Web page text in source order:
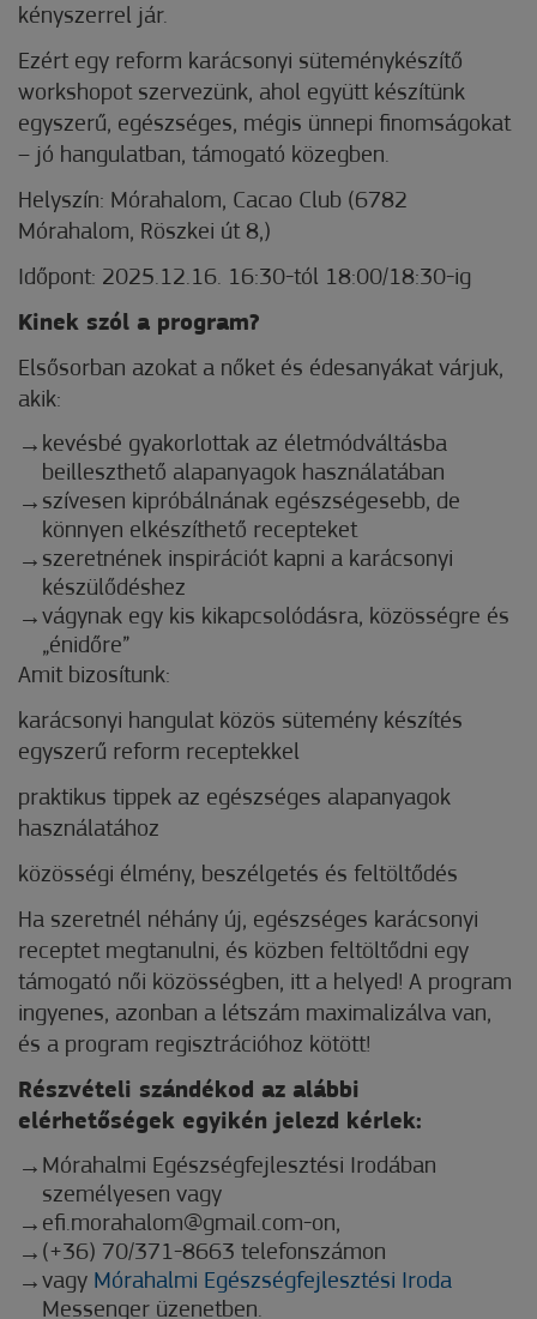
kényszerrel jár.
Ezért egy reform karácsonyi süteménykészítő
workshopot szervezünk, ahol együtt készítünk
egyszerű, egészséges, mégis ünnepi finomságokat
– jó hangulatban, támogató közegben.
Helyszín: Mórahalom, Cacao Club (6782
Mórahalom, Röszkei út 8,)
Időpont: 2025.12.16. 16:30-tól 18:00/18:30-ig
Kinek szól a program?
Elsősorban azokat a nőket és édesanyákat várjuk,
akik:
kevésbé gyakorlottak az életmódváltásba
beilleszthető alapanyagok használatában
szívesen kipróbálnának egészségesebb, de
könnyen elkészíthető recepteket
szeretnének inspirációt kapni a karácsonyi
készülődéshez
vágynak egy kis kikapcsolódásra, közösségre és
„énidőre”
Amit bizosítunk:
karácsonyi hangulat közös sütemény készítés
egyszerű reform receptekkel
praktikus tippek az egészséges alapanyagok
használatához
közösségi élmény, beszélgetés és feltöltődés
Ha szeretnél néhány új, egészséges karácsonyi
receptet megtanulni, és közben feltöltődni egy
támogató női közösségben, itt a helyed! A program
ingyenes, azonban a létszám maximalizálva van,
és a program regisztrációhoz kötött!
Részvételi szándékod az alábbi
elérhetőségek egyikén jelezd kérlek:
Mórahalmi Egészségfejlesztési Irodában
személyesen vagy
efi.morahalom@gmail.com-on,
(+36) 70/371-8663 telefonszámon
vagy Mórahalmi Egészségfejlesztési Iroda
Messenger üzenetben.